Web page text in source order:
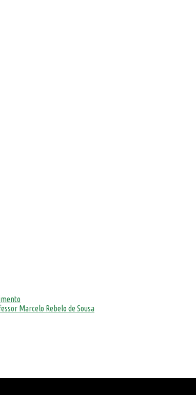
Marcelo Rebelo de Sousa